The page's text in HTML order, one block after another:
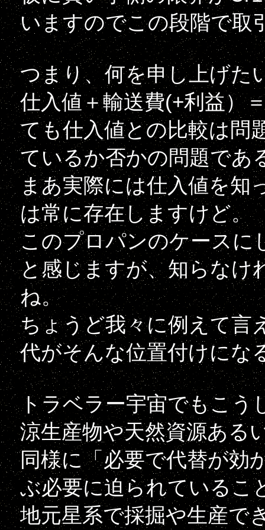
いますのでこの段階で取
つまり、何を申し上げた
仕入値＋輸送費(+利益）
ても仕入値との比較は問
ているか否かの問題であ
まあ実際には仕入値を知
は常に存在しますけど。
このプロパンのケースに
と感じますが、知らなけ
ね。
ちょうど我々に例えて言
代がそんな位置付けにな
トラベラー宇宙でもこう
涼生産物や天然資源ある
同様に「必要で代替が効
ぶ必要に迫られているこ
地元星系で採掘や生産で